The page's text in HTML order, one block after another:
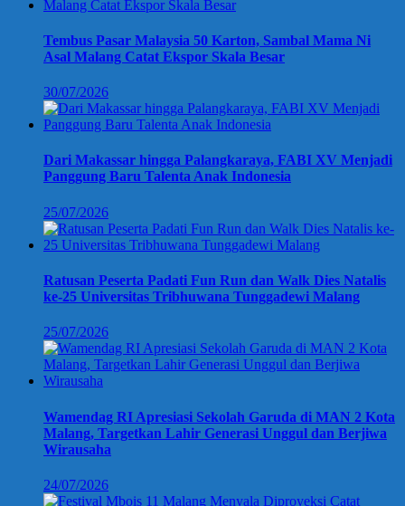
Tembus Pasar Malaysia 50 Karton, Sambal Mama Ni
Asal Malang Catat Ekspor Skala Besar
30/07/2026
Dari Makassar hingga Palangkaraya, FABI XV Menjadi
Panggung Baru Talenta Anak Indonesia
25/07/2026
Ratusan Peserta Padati Fun Run dan Walk Dies Natalis
ke-25 Universitas Tribhuwana Tunggadewi Malang
25/07/2026
Wamendag RI Apresiasi Sekolah Garuda di MAN 2 Kota
Malang, Targetkan Lahir Generasi Unggul dan Berjiwa
Wirausaha
24/07/2026